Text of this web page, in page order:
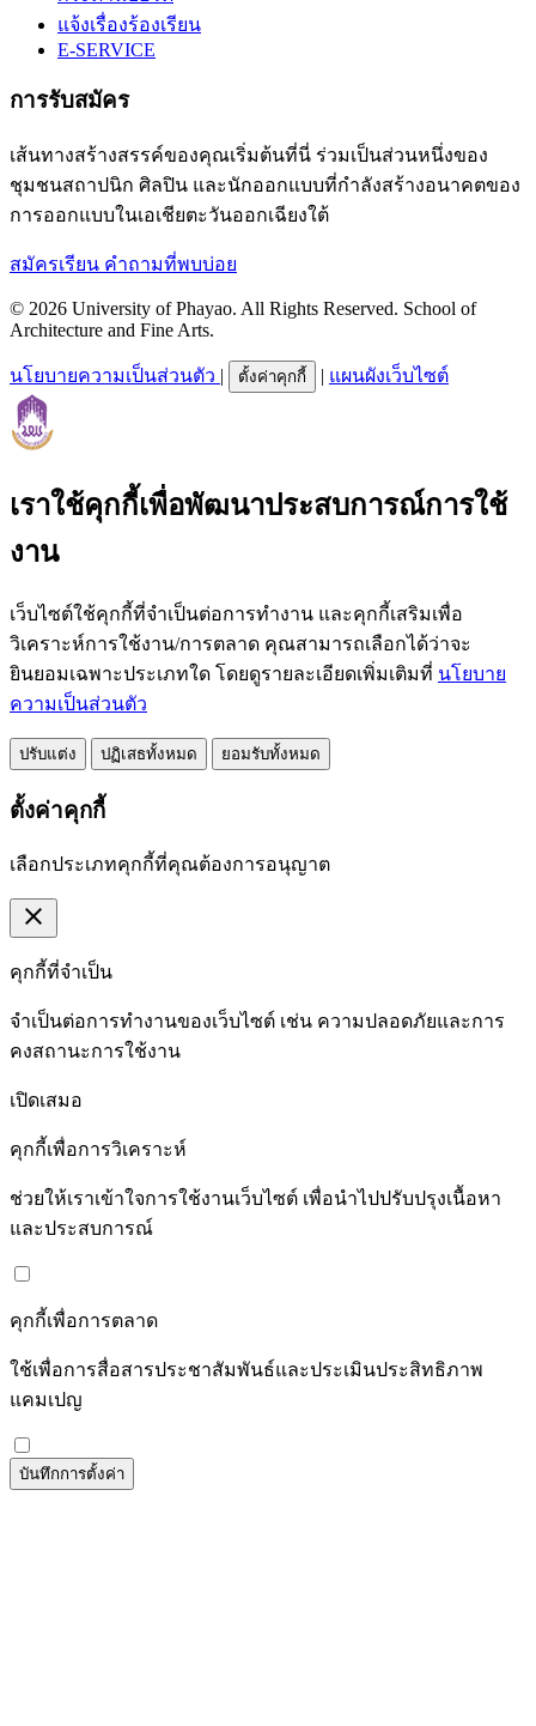
แจ้งเรื่องร้องเรียน
E-SERVICE
การรับสมัคร
เส้นทางสร้างสรรค์ของคุณเริ่มต้นที่นี่ ร่วมเป็นส่วนหนึ่งของ
ชุมชนสถาปนิก ศิลปิน และนักออกแบบที่กำลังสร้างอนาคตของ
การออกแบบในเอเชียตะวันออกเฉียงใต้
สมัครเรียน คำถามที่พบบ่อย
© 2026 University of Phayao. All Rights Reserved. School of
Architecture and Fine Arts.
นโยบายความเป็นส่วนตัว | ตั้งค่าคุกกี้ | แผนผังเว็บไซต์
เราใช้คุกกี้เพื่อพัฒนาประสบการณ์การใช้
งาน
เว็บไซต์ใช้คุกกี้ที่จำเป็นต่อการทำงาน และคุกกี้เสริมเพื่อ
วิเคราะห์การใช้งาน/การตลาด คุณสามารถเลือกได้ว่าจะ
ยินยอมเฉพาะประเภทใด โดยดูรายละเอียดเพิ่มเติมที่ นโยบาย
ความเป็นส่วนตัว
ปรับแต่ง ปฏิเสธทั้งหมด ยอมรับทั้งหมด
ตั้งค่าคุกกี้
เลือกประเภทคุกกี้ที่คุณต้องการอนุญาต
close
คุกกี้ที่จำเป็น
จำเป็นต่อการทำงานของเว็บไซต์ เช่น ความปลอดภัยและการ
คงสถานะการใช้งาน
เปิดเสมอ
คุกกี้เพื่อการวิเคราะห์
ช่วยให้เราเข้าใจการใช้งานเว็บไซต์ เพื่อนำไปปรับปรุงเนื้อหา
และประสบการณ์
คุกกี้เพื่อการตลาด
ใช้เพื่อการสื่อสารประชาสัมพันธ์และประเมินประสิทธิภาพ
แคมเปญ
บันทึกการตั้งค่า